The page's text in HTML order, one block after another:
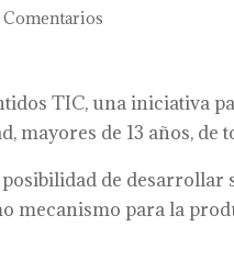
Comentarios
TIC, una iniciativa
mayores de 13 años, de
de desarrollar
mecanismo para la